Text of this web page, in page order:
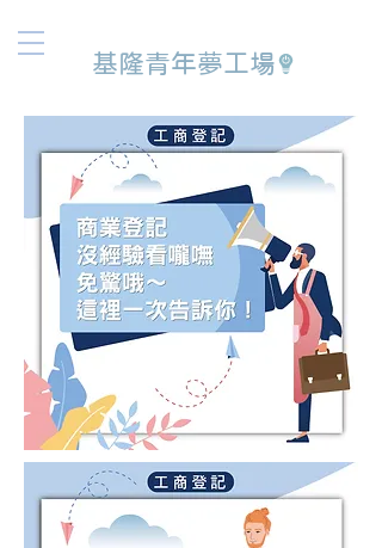
基隆青年夢工場